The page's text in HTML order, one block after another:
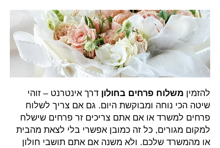
להזמין משלוח פרחים בחולון דרך אינטרנט – זוהי
שיטה הכי נוחה ומבוקשת היום. גם אם צריך לשלוח
פרחים למשרד או אם אתם צריכים זר פרחים שישלח
למקום מגורים, כל זה כמובן אפשרי בלי לצאת מהבית
או מהמשרד שלכם. ולא משנה אם אתם תושבי חולון